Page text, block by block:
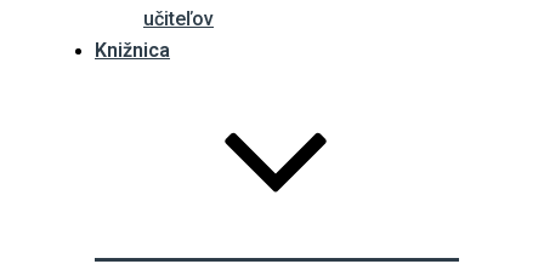
učiteľov
Knižnica